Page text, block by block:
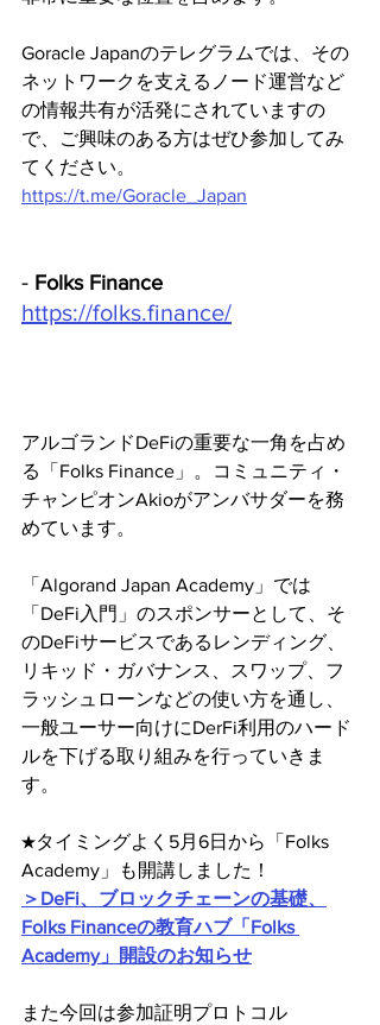
Goracle Japanのテレグラムでは、その
ネットワークを支えるノード運営など
の情報共有が活発にされていますの
で、ご興味のある方はぜひ参加してみ
てください。
https://t.me/Goracle_Japan
- Folks Finance
https://folks.finance/
アルゴランドDeFiの重要な一角を占め
る「Folks Finance」。コミュニティ・
チャンピオンAkioがアンバサダーを務
めています。
「Algorand Japan Academy」では
「DeFi入門」のスポンサーとして、そ
のDeFiサービスであるレンディング、
リキッド・ガバナンス、スワップ、フ
ラッシュローンなどの使い方を通し、
一般ユーサー向けにDerFi利用のハード
ルを下げる取り組みを行っていきま
す。
★タイミングよく5月6日から「Folks
Academy」も開講しました！
＞DeFi、ブロックチェーンの基礎、
Folks Financeの教育ハブ「Folks
Academy」開設のお知らせ
また今回は参加証明プロトコル